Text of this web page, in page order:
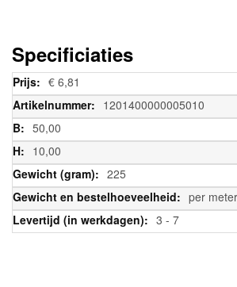
Specificiaties
Meer
informatie
€ 6,81
1201400000005010
50,00
10,00
225
per meter
3 - 7